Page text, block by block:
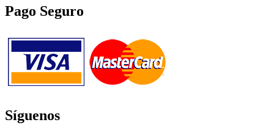
Pago Seguro
Síguenos